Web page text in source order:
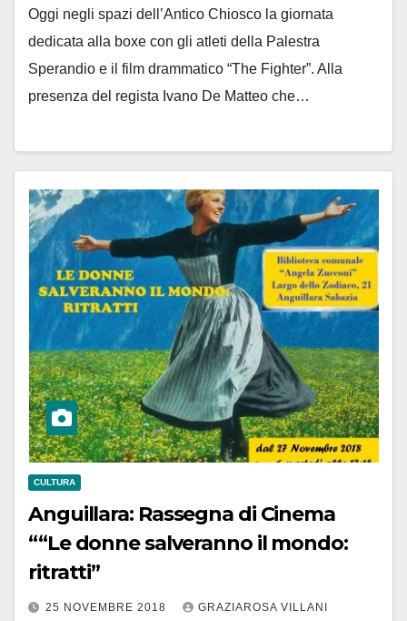
Oggi negli spazi dell’Antico Chiosco la giornata
dedicata alla boxe con gli atleti della Palestra
Sperandio e il film drammatico “The Fighter”. Alla
presenza del regista Ivano De Matteo che…
CULTURA
Anguillara: Rassegna di Cinema
““Le donne salveranno il mondo:
ritratti”
25 NOVEMBRE 2018 GRAZIAROSA VILLANI